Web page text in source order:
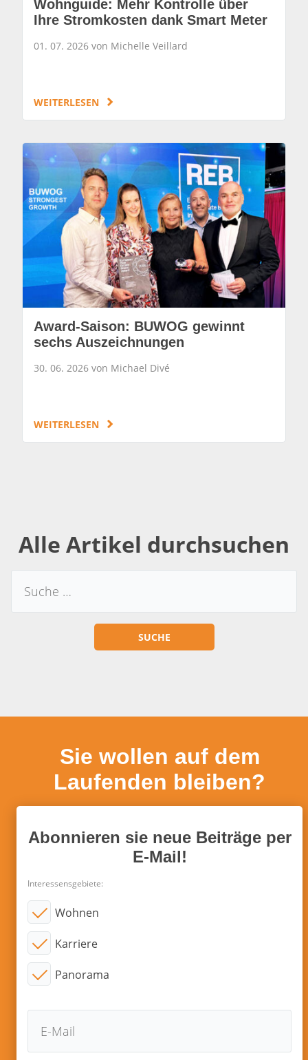
Wohnguide: Mehr Kontrolle über
Ihre Stromkosten dank Smart Meter
01. 07. 2026 von Michelle Veillard
WEITERLESEN
Award-Saison: BUWOG gewinnt
sechs Auszeichnungen
30. 06. 2026 von Michael Divé
WEITERLESEN
Alle Artikel durchsuchen
Sie wollen auf dem
Laufenden bleiben?
Abonnieren sie neue Beiträge per
E-Mail!
Interessensgebiete:
Wohnen
Karriere
Panorama